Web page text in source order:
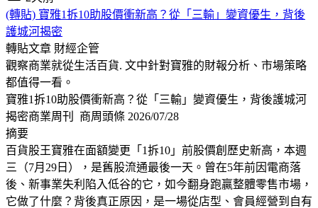
(轉貼) 寶雅1拆10助股價衝新高？從「三輸」變資優生，背後
護城河揭密
轉貼文章 財經企管
觀察商業就從生活百貨. 文中針對寶雅的財報分析、市場策略
都值得一看。
寶雅1拆10助股價衝新高？從「三輸」變資優生，背後護城河
揭密商業周刊 商周頭條 2026/07/28
摘要
百貨股王寶雅在面額變更「1拆10」前股價創歷史新高，本週
三（7月29日），是舊股流通最後一天。曾在5年前因電商落
後、新事業失利陷入低谷的它，如今翻身跑贏整體零售市場，
它做了什麼？背後真正原因，是一場從店型、會員經營到自有